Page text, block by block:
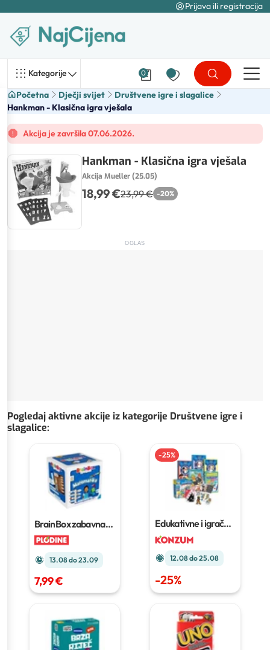
Prijava ili registracija
Kategorije 0
Početna Dječji svijet
Društvene igre i slagalice
Hankman - Klasična igra vješala
Akcija je završila 07.06.2026.
Hankman - Klasična igra vješala
Akcija Mueller (25.05)
18,99 €23,99 € -20%
OGLAS
Pogledaj aktivne akcije iz kategorije Društvene igre i
slagalice:
BrainBox zabavna
igra s karticama za
učenje
13.08 do 23.09
7,99 €
-25%
Edukativne i igrače
karte
12.08 do 25.08
-25%